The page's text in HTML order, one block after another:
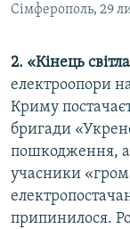
Сімферополь, 29
2. «Кінець
електроопори
Криму
бригади
пошкодження,
учасники
припинилося.